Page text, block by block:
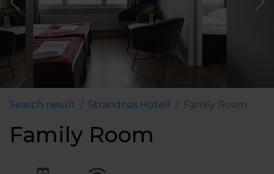
Search result Strandnäs Hotell Family Room
Family Room